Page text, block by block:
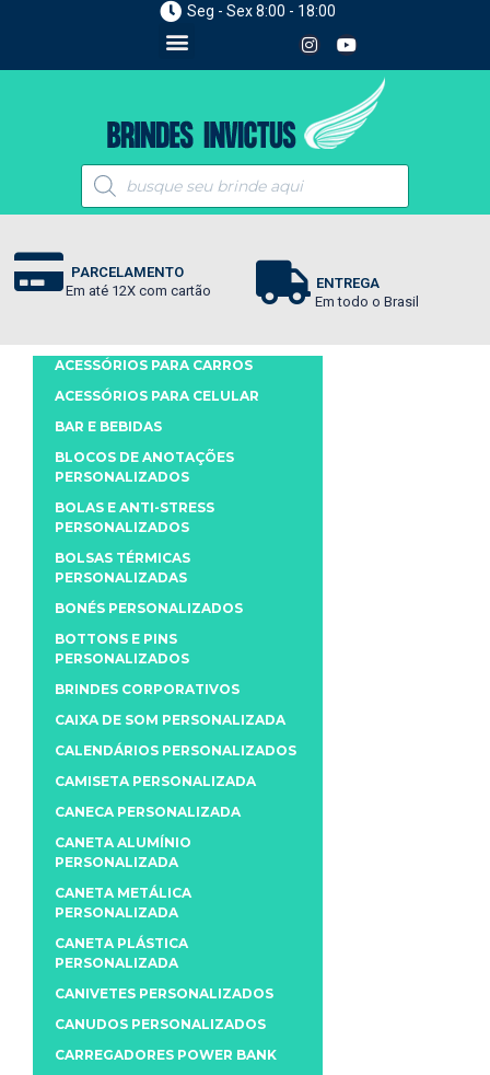
Seg - Sex 8:00 - 18:00
PARCELAMENTO
Em até 12X com cartão
ENTREGA
Em todo o Brasil
ACESSÓRIOS PARA CARROS
ACESSÓRIOS PARA CELULAR
BAR E BEBIDAS
BLOCOS DE ANOTAÇÕES
PERSONALIZADOS
BOLAS E ANTI-STRESS
PERSONALIZADOS
BOLSAS TÉRMICAS
PERSONALIZADAS
BONÉS PERSONALIZADOS
BOTTONS E PINS
PERSONALIZADOS
BRINDES CORPORATIVOS
CAIXA DE SOM PERSONALIZADA
CALENDÁRIOS PERSONALIZADOS
CAMISETA PERSONALIZADA
CANECA PERSONALIZADA
CANETA ALUMÍNIO
PERSONALIZADA
CANETA METÁLICA
PERSONALIZADA
CANETA PLÁSTICA
PERSONALIZADA
CANIVETES PERSONALIZADOS
CANUDOS PERSONALIZADOS
CARREGADORES POWER BANK